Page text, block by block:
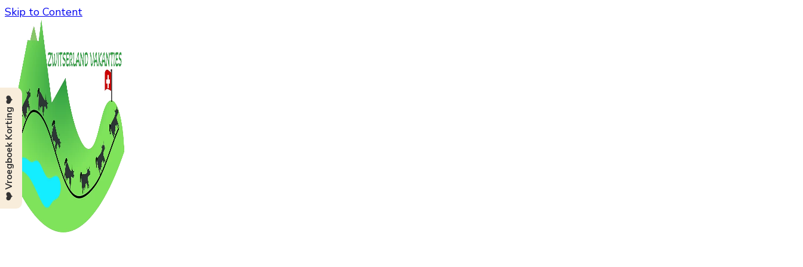
Skip to Content
❤️ Vroegboek Korting ❤️